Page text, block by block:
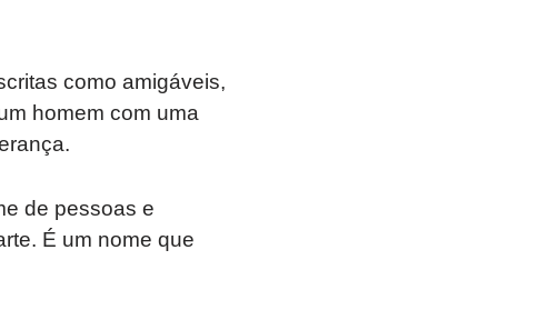
como amigáveis,
homem com uma
de pessoas e
É um nome que